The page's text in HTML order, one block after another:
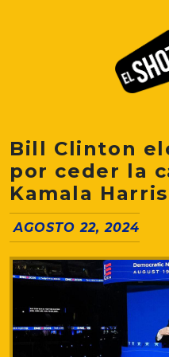
Bill Clinton
por ceder la
Kamala Harris
AGOSTO 22, 2024